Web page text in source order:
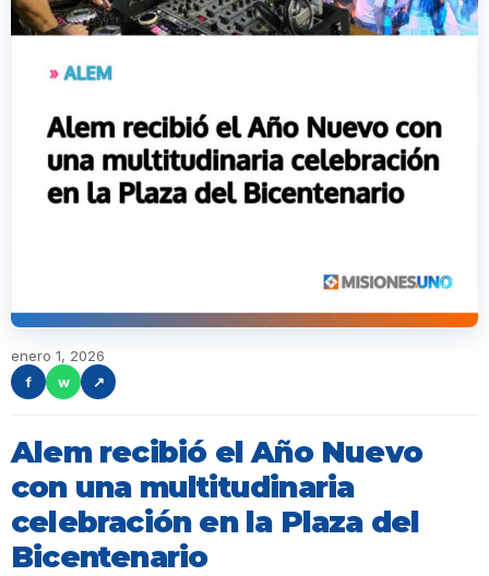
enero 1, 2026
f
w ↗
Alem recibió el Año Nuevo
con una multitudinaria
celebración en la Plaza del
Bicentenario